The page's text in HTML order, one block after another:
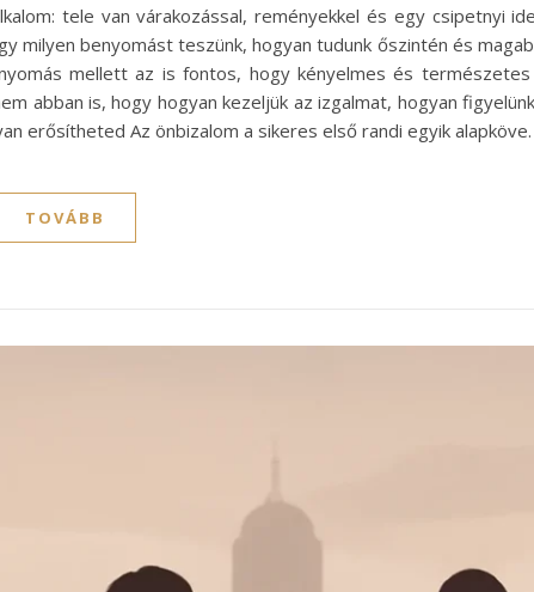
tele van várakozással, reményekkel és egy csipetnyi
milyen benyomást teszünk, hogyan tudunk őszintén és
mellett az is fontos, hogy kényelmes és
abban is, hogy hogyan kezeljük az izgalmat, hogyan
erősítheted Az önbizalom a sikeres első randi egyik
TOVÁBB